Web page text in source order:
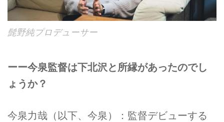
髭野純プロデューサー
ーー今泉監督は下北沢と所縁があったのでし
ょうか？
今泉力哉（以下、今泉）：監督デビューする